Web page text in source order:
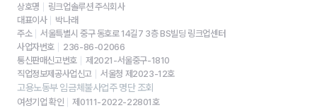
상호명
링크업솔루션 주식회사
대표이사
박나래
주소
서울특별시 중구 동호로 14길7 3층 BS빌딩 링크업센터
사업자번호
236-86-02066
통신판매신고번호
제2021-서울중구-1810
직업정보제공사업신고
서울청 제2023-12호
고용노동부 임금체불사업주 명단 조회
여성기업 확인
제0111-2022-22801호